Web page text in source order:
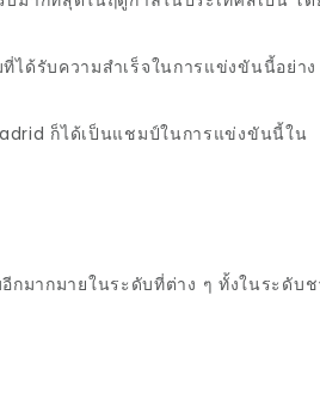
ที่ได้รับความสำเร็จในการแข่งขันนี้อย่าง
ก็ได้เป็นแชมป์ในการแข่งขันนี้ใน
กมากมายในระดับที่ต่าง ๆ ทั้งในระดับ